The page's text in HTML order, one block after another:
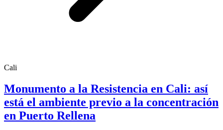
Cali
Monumento a la Resistencia en Cali: así
está el ambiente previo a la concentración
en Puerto Rellena